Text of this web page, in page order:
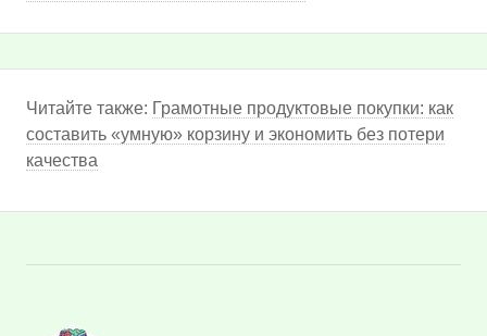
Читайте также: Грамотные продуктовые покупки: как
составить «умную» корзину и экономить без потери
качества